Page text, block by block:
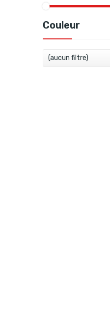
Couleur
(aucun filtre)